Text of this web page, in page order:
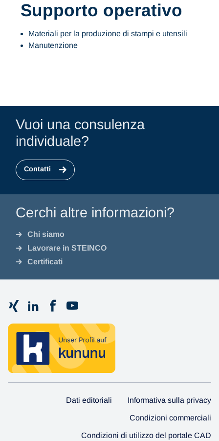
Supporto operativo
Materiali per la produzione di stampi e utensili
Manutenzione
Vuoi una consulenza
individuale?
Contatti
Cerchi altre informazioni?
Chi siamo
Lavorare in STEINCO
Certificati
Dati editoriali Informativa sulla privacy
Condizioni commerciali
Condizioni di utilizzo del portale CAD